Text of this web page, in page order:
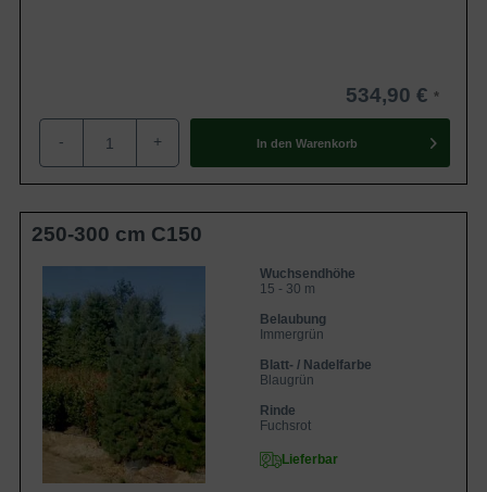
534,90 €
- + In den Warenkorb
250-300 cm C150
Wuchsendhöhe
15 - 30 m
Belaubung
Immergrün
Blatt- / Nadelfarbe
Blaugrün
Rinde
Fuchsrot
Lieferbar